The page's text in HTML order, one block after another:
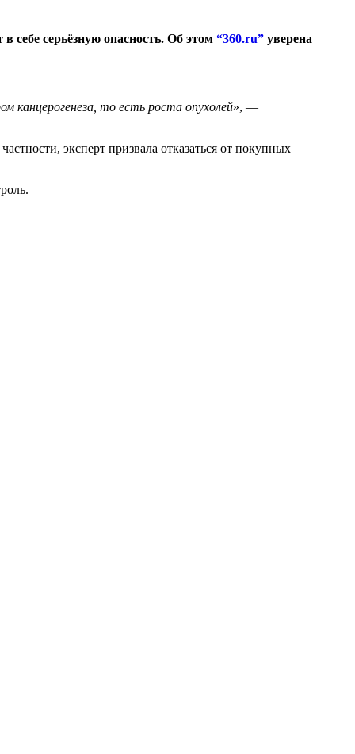
себе серьёзную опасность. Об этом “360.ru” уверена
канцерогенеза, то есть роста опухолей», —
эксперт призвала отказаться от покупных